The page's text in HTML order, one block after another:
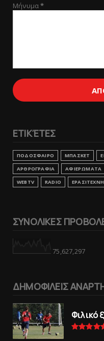
Μήνυμα*
ΕΤΙΚΈΤΕΣ
ΠΟΔΟΣΦΑΙΡΟ ΜΠΑΣΚΕΤ
ΑΡΘΡΟΓΡΑΦΙΑ
ΑΦΙΕΡΩΜΑΤΑ
WEBTV
RADIO
ΣΥΝΟΛΙΚΕΣ
75,627,297
ΔΗΜΟΦΙΛΕΙΣ
Φιλικό